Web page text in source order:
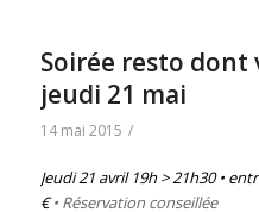
Soirée resto dont
jeudi 21 mai
14 mai 2015 /
Jeudi 21 avril 19h > 21h30 •
€• Réservation conseillée